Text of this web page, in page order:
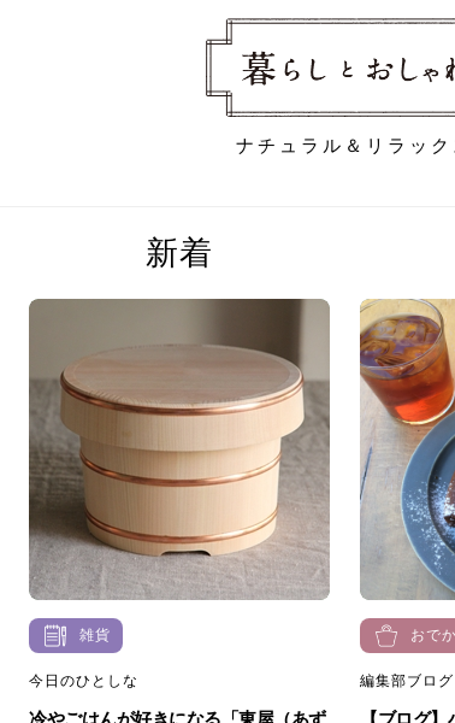
ナチュラル＆リラッ
新着
雑貨
今日のひとしな
冷やごはんが好きになる「東屋（あず
おで
編集部ブログ
【ブログ